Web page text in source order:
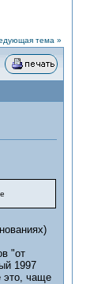
тема »
"от
1997
это, чаще